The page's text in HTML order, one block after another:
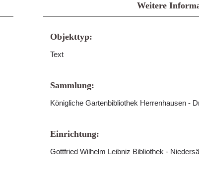
Weitere
Objekttyp:
Text
Sammlung:
Königliche Gartenbibliothek Herrenhausen -
Einrichtung:
Gottfried Wilhelm Leibniz Bibliothek -